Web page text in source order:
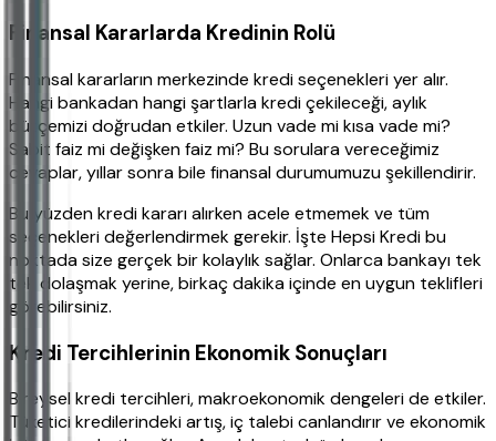
Finansal Kararlarda Kredinin Rolü
Finansal kararların merkezinde kredi seçenekleri yer alır.
Hangi bankadan hangi şartlarla kredi çekileceği, aylık
bütçemizi doğrudan etkiler. Uzun vade mi kısa vade mi?
Sabit faiz mi değişken faiz mi? Bu sorulara vereceğimiz
cevaplar, yıllar sonra bile finansal durumumuzu şekillendirir.
Bu yüzden kredi kararı alırken acele etmemek ve tüm
seçenekleri değerlendirmek gerekir. İşte Hepsi Kredi bu
noktada size gerçek bir kolaylık sağlar. Onlarca bankayı tek
tek dolaşmak yerine, birkaç dakika içinde en uygun teklifleri
görebilirsiniz.
Kredi Tercihlerinin Ekonomik Sonuçları
Bireysel kredi tercihleri, makroekonomik dengeleri de etkiler.
Tüketici kredilerindeki artış, iç talebi canlandırır ve ekonomik